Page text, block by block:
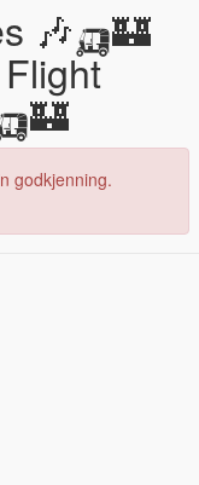
🎶🛺🏰
Flight
godkjenning.